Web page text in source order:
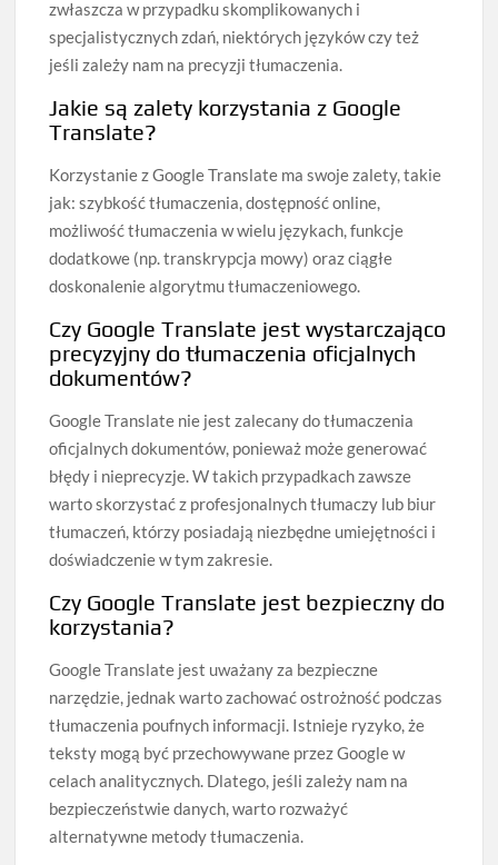
zwłaszcza w przypadku skomplikowanych i
specjalistycznych zdań, niektórych języków czy też
jeśli zależy nam na precyzji tłumaczenia.
Jakie są zalety korzystania z Google
Translate?
Korzystanie z Google Translate ma swoje zalety, takie
jak: szybkość tłumaczenia, dostępność online,
możliwość tłumaczenia w wielu językach, funkcje
dodatkowe (np. transkrypcja mowy) oraz ciągłe
doskonalenie algorytmu tłumaczeniowego.
Czy Google Translate jest wystarczająco
precyzyjny do tłumaczenia oficjalnych
dokumentów?
Google Translate nie jest zalecany do tłumaczenia
oficjalnych dokumentów, ponieważ może generować
błędy i nieprecyzje. W takich przypadkach zawsze
warto skorzystać z profesjonalnych tłumaczy lub biur
tłumaczeń, którzy posiadają niezbędne umiejętności i
doświadczenie w tym zakresie.
Czy Google Translate jest bezpieczny do
korzystania?
Google Translate jest uważany za bezpieczne
narzędzie, jednak warto zachować ostrożność podczas
tłumaczenia poufnych informacji. Istnieje ryzyko, że
teksty mogą być przechowywane przez Google w
celach analitycznych. Dlatego, jeśli zależy nam na
bezpieczeństwie danych, warto rozważyć
alternatywne metody tłumaczenia.